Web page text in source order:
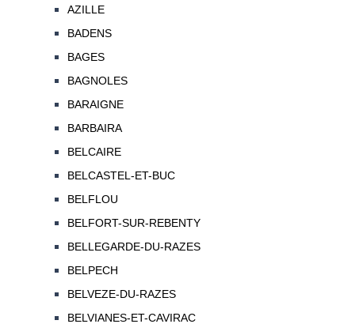
AZILLE
BADENS
BAGES
BAGNOLES
BARAIGNE
BARBAIRA
BELCAIRE
BELCASTEL-ET-BUC
BELFLOU
BELFORT-SUR-REBENTY
BELLEGARDE-DU-RAZES
BELPECH
BELVEZE-DU-RAZES
BELVIANES-ET-CAVIRAC